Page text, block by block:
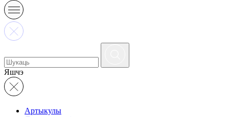
Яшчэ
Артыкулы